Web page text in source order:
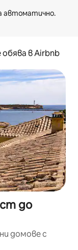
в Airbnb
до
домове с